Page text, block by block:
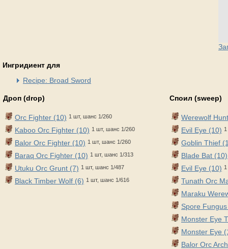
Ингридиент для
Recipe: Broad Sword
Дроп (drop)
Orc Fighter (10) 1 шт, шанс 1/260
Kaboo Orc Fighter (10) 1 шт, шанс 1/260
Balor Orc Fighter (10) 1 шт, шанс 1/260
Baraq Orc Fighter (10) 1 шт, шанс 1/313
Utuku Orc Grunt (7) 1 шт, шанс 1/487
Black Timber Wolf (6) 1 шт, шанс 1/616
Споил (sweep)
Werewolf
Evil Eye (10)
Goblin Thief
Blade Bat (10)
Evil Eye (10)
Tunath Orc
Maraku
Spore
Monster Eye
Monster Eye
Balor Orc